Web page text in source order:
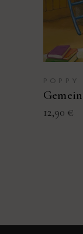
POPPY
12,90 €